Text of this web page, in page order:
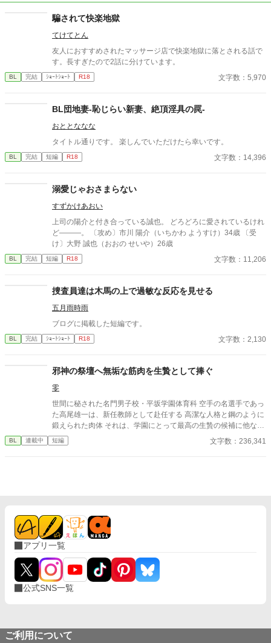
騙されて快楽地獄
てけてとん
友人におすすめされたマッサージ店で快楽地獄に落とされる話で
す。長すぎたので2話に分けています。
BL 完結 ｼｮｰﾄｼｮｰﾄ R18 文字数：5,970
BL団地妻-恥じらい新妻、絶頂淫具の罠-
おととななな
タイトル通りです。 楽しんでいただけたら幸いです。
BL 完結 短編 R18 文字数：14,396
溺愛じゃおさまらない
すずかけあおい
上司の陽介と付き合っている誠也。 どろどろに愛されているけれ
ど―――。 〔攻め〕市川 陽介（いちかわ ようすけ）34歳 〔受
け〕大野 誠也（おおの せいや）26歳
BL 完結 短編 R18 文字数：11,206
捜査員達は木馬の上で過敏な反応を見せる
五月雨時雨
ブログに掲載した短編です。
BL 完結 ｼｮｰﾄｼｮｰﾄ R18 文字数：2,130
邪神の祭壇へ無垢な筋肉を生贄として捧ぐ
零
世間に秘された名門男子校・平坂学園体育科 空手の名選手であっ
た高尾雄一は、新任教師として赴任する 高潔な人格と鋼のように
鍛えられた肉体 それは、学園にとって最高の生贄の候補に他なら
なかった 至高の筋肉を持つ、精神を削られ意志をなくした青年を
太古の神に捧げるため、“水”、“風”、“土”の信奉者達が暗躍する 意
BL 連載中 短編 文字数：236,341
アプリ一覧
公式SNS一覧
ご利用について